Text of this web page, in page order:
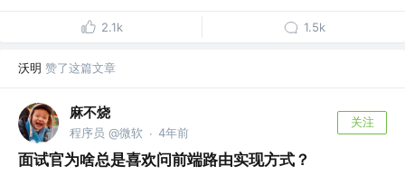
2.1k 1.5k
沃明 赞了这篇文章
麻不烧
程序员 @微软 · 4年前
关注
面试官为啥总是喜欢问前端路由实现方式？